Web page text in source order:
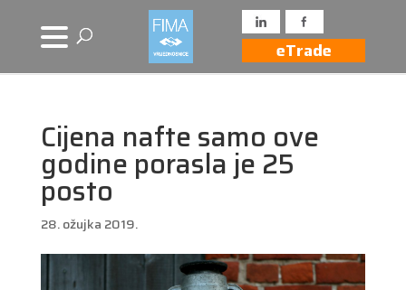
eTrade
Cijena nafte samo ove
godine porasla je 25
posto
28. ožujka 2019.